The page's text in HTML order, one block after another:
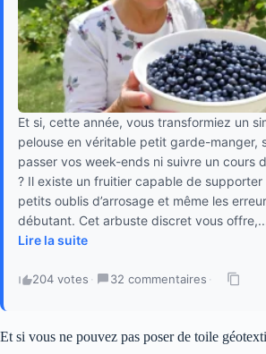
Et si, cette année, vous transformiez un
pelouse en véritable petit garde-manger,
passer vos week-ends ni suivre un cours
? Il existe un fruitier capable de supporter
petits oublis d’arrosage et même les
débutant. Cet arbuste discret vous
Lire la suite
204 votes · 32 commentaires ·
Et si vous ne pouvez pas poser de toile